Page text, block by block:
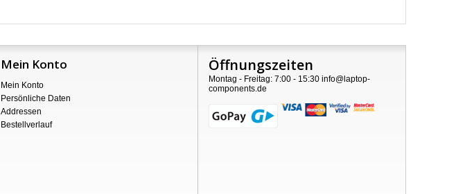
Mein Konto
Mein Konto
Persönliche Daten
Addressen
Bestellverlauf
Öffnungszeiten
Montag - Freitag: 7:00 - 15:30 info@laptop-
components.de